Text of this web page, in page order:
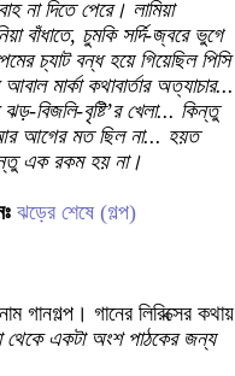
না দিতে পেরে। লামিয়া
বাঁধাতে, চুমকি সর্দি-জ্বরে ভুগে
চ্যাট বন্ধ হয়ে গিয়েছিল পিসি
মার্কা কথাবার্তার অত্যাচার...
বিজলি-বৃষ্টি’র খেলা... কিন্তু
আগের মত ছিল না... হয়ত
এক রকম হয় না।
ঝড়ের শেষে (গল্প)
গানগল্প। গানের লিরিক্সের কথায়
থেকে একটা অংশ পাঠকের জন্য